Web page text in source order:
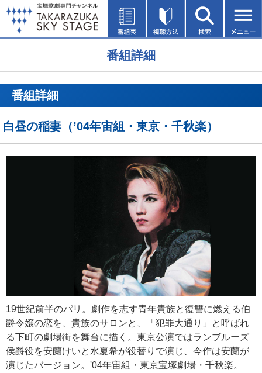
番組詳細
番組詳細
白昼の稲妻（’04年宙組・東京・千秋楽）
19世紀前半のパリ。劇作を志す青年貴族と復讐に燃える伯
爵令嬢の恋を、貴族のサロンと、「犯罪大通り」と呼ばれ
る下町の劇場街を舞台に描く。東京公演ではランブルーズ
侯爵役を安蘭けいと水夏希が役替りで演じ、今作は安蘭が
演じたバージョン。'04年宙組・東京宝塚劇場・千秋楽。